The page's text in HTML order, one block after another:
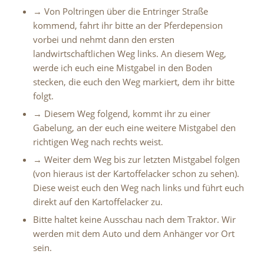
→ Von Poltringen über die Entringer Straße
kommend, fahrt ihr bitte an der Pferdepension
vorbei und nehmt dann den ersten
landwirtschaftlichen Weg links. An diesem Weg,
werde ich euch eine Mistgabel in den Boden
stecken, die euch den Weg markiert, dem ihr bitte
folgt.
→ Diesem Weg folgend, kommt ihr zu einer
Gabelung, an der euch eine weitere Mistgabel den
richtigen Weg nach rechts weist.
→ Weiter dem Weg bis zur letzten Mistgabel folgen
(von hieraus ist der Kartoffelacker schon zu sehen).
Diese weist euch den Weg nach links und führt euch
direkt auf den Kartoffelacker zu.
Bitte haltet keine Ausschau nach dem Traktor. Wir
werden mit dem Auto und dem Anhänger vor Ort
sein.